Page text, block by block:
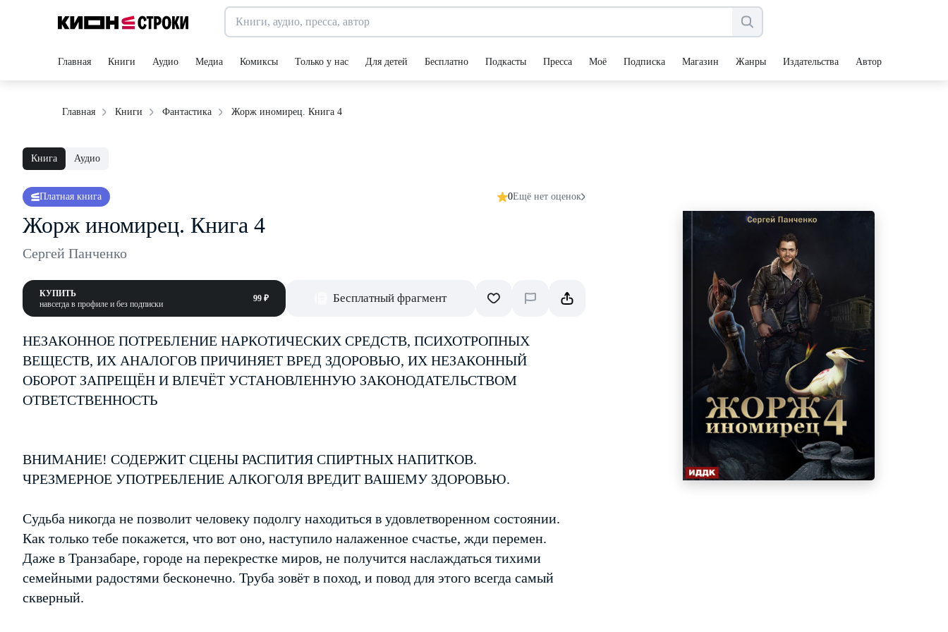
Главная Книги Аудио Медиа Комиксы Только у нас Для детей Бесплатно Подкасты Пресса Моё Подписка Магазин Жанры Издательства Авторы
Главная Книги Фантастика Жорж иномирец. Книга 4
Книга Аудио
Платная книга 0Ещё нет оценок
Жорж иномирец. Книга 4
Сергей Панченко
КУПИТЬ
навсегда в профиле и без подписки
99 ₽ Бесплатный фрагмент
НЕЗАКОННОЕ ПОТРЕБЛЕНИЕ НАРКОТИЧЕСКИХ СРЕДСТВ, ПСИХОТРОПНЫХ
ВЕЩЕСТВ, ИХ АНАЛОГОВ ПРИЧИНЯЕТ ВРЕД ЗДОРОВЬЮ, ИХ НЕЗАКОННЫЙ
ОБОРОТ ЗАПРЕЩЁН И ВЛЕЧЁТ УСТАНОВЛЕННУЮ ЗАКОНОДАТЕЛЬСТВОМ
ОТВЕТСТВЕННОСТЬ
ВНИМАНИЕ! СОДЕРЖИТ СЦЕНЫ РАСПИТИЯ СПИРТНЫХ НАПИТКОВ.
ЧРЕЗМЕРНОЕ УПОТРЕБЛЕНИЕ АЛКОГОЛЯ ВРЕДИТ ВАШЕМУ ЗДОРОВЬЮ.
Судьба никогда не позволит человеку подолгу находиться в удовлетворенном состоянии.
Как только тебе покажется, что вот оно, наступило налаженное счастье, жди перемен.
Даже в Транзабаре, городе на перекрестке миров, не получится наслаждаться тихими
семейными радостями бесконечно. Труба зовёт в поход, и повод для этого всегда самый
скверный.